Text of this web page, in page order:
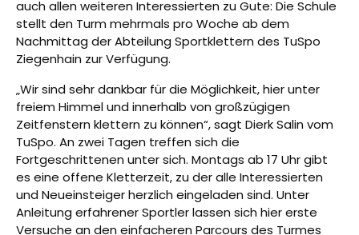
auch allen weiteren Interessierten zu Gute: Die Schule
stellt den Turm mehrmals pro Woche ab dem
Nachmittag der Abteilung Sportklettern des TuSpo
Ziegenhain zur Verfügung.
„Wir sind sehr dankbar für die Möglichkeit, hier unter
freiem Himmel und innerhalb von großzügigen
Zeitfenstern klettern zu können“, sagt Dierk Salin vom
TuSpo. An zwei Tagen treffen sich die
Fortgeschrittenen unter sich. Montags ab 17 Uhr gibt
es eine offene Kletterzeit, zu der alle Interessierten
und Neueinsteiger herzlich eingeladen sind. Unter
Anleitung erfahrener Sportler lassen sich hier erste
Versuche an den einfacheren Parcours des Turmes